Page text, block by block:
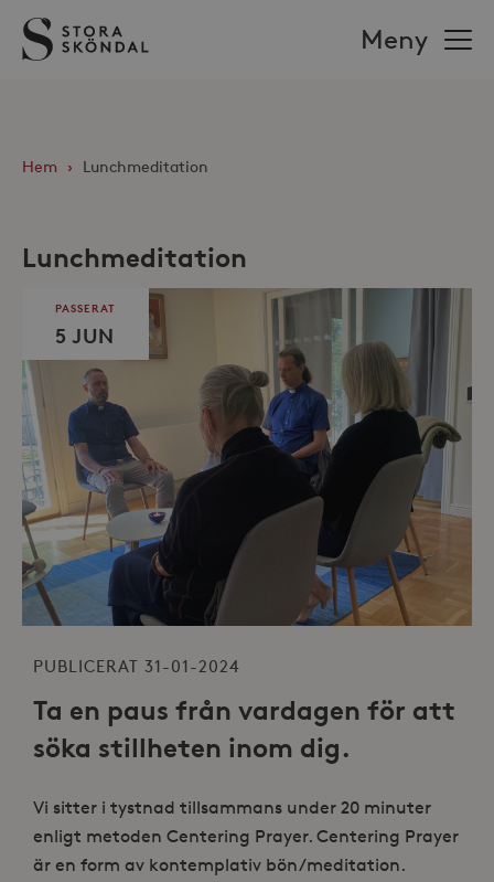
Stora
Sköndal
Meny
Hem › Lunchmeditation
Lunchmeditation
PASSERAT
5 JUN
PUBLICERAT 31-01-2024
Ta en paus från vardagen för att
söka stillheten inom dig.
Vi sitter i tystnad tillsammans under 20 minuter
enligt metoden Centering Prayer. Centering Prayer
är en form av kontemplativ bön/meditation.